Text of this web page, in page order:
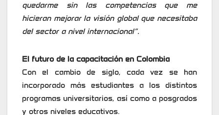
quedarme sin las competencias que me
hicieran mejorar la visión global que necesitaba
del sector a nivel internacional”.
El futuro de la capacitación en Colombia
Con el cambio de siglo, cada vez se han
incorporado más estudiantes a los distintos
programas universitarios, así como a posgrados
y otros niveles educativos.